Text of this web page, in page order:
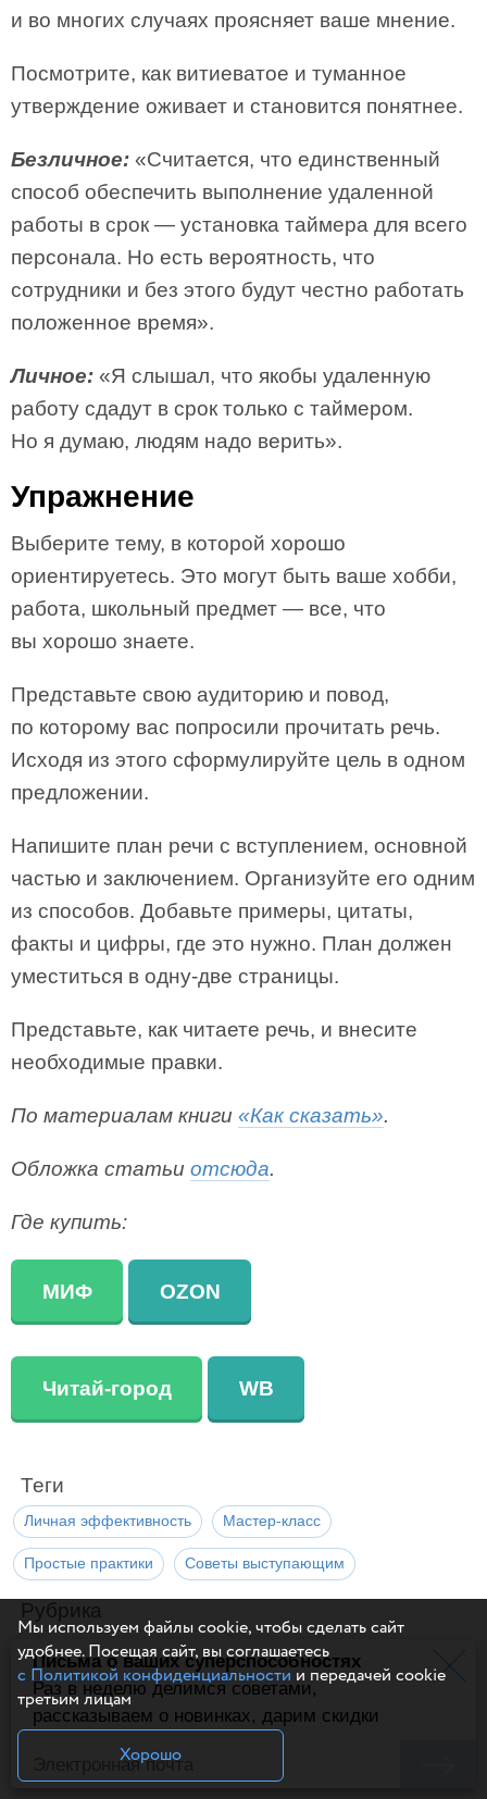
и во многих случаях проясняет ваше мнение.
Посмотрите, как витиеватое и туманное
утверждение оживает и становится понятнее.
Безличное: «Считается, что единственный
способ обеспечить выполнение удаленной
работы в срок — установка таймера для всего
персонала. Но есть вероятность, что
сотрудники и без этого будут честно работать
положенное время».
Личное: «Я слышал, что якобы удаленную
работу сдадут в срок только с таймером.
Но я думаю, людям надо верить».
Упражнение
Выберите тему, в которой хорошо
ориентируетесь. Это могут быть ваше хобби,
работа, школьный предмет — все, что
вы хорошо знаете.
Представьте свою аудиторию и повод,
по которому вас попросили прочитать речь.
Исходя из этого сформулируйте цель в одном
предложении.
Напишите план речи с вступлением, основной
частью и заключением. Организуйте его одним
из способов. Добавьте примеры, цитаты,
факты и цифры, где это нужно. План должен
уместиться в одну­-две страницы.
Представьте, как читаете речь, и внесите
необходимые правки.
По материалам книги «Как сказать».
Обложка статьи отсюда.
Где купить:
МИФ OZON
Читай-город WB
Теги
Личная эффективность Мастер-класс
Простые практики Советы выступающим
Рубрика
Психология и саморазвитие
Письма о ваших суперспособностях
Раз в неделю делимся советами,
рассказываем о новинках, дарим скидки
Поделиться Сделать пост Рассказать друзьям
Мы используем файлы cookie, чтобы сделать сайт
удобнее. Посещая сайт, вы соглашаетесь
с Политикой конфиденциальностии передачей cookie
третьим лицам
Хорошо